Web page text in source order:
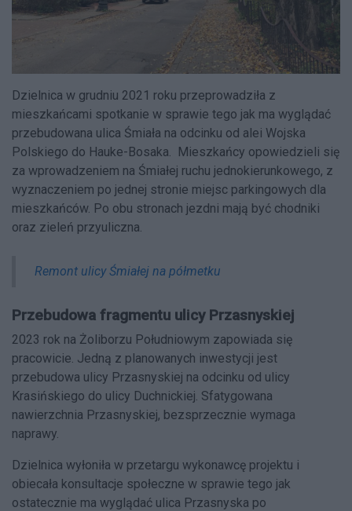
Dzielnica w grudniu 2021 roku przeprowadziła z
mieszkańcami spotkanie w sprawie tego jak ma wyglądać
przebudowana ulica Śmiała na odcinku od alei Wojska
Polskiego do Hauke-Bosaka. Mieszkańcy opowiedzieli się
za wprowadzeniem na Śmiałej ruchu jednokierunkowego, z
wyznaczeniem po jednej stronie miejsc parkingowych dla
mieszkańców. Po obu stronach jezdni mają być chodniki
oraz zieleń przyuliczna.
Remont ulicy Śmiałej na półmetku
Przebudowa fragmentu ulicy Przasnyskiej
2023 rok na Żoliborzu Południowym zapowiada się
pracowicie. Jedną z planowanych inwestycji jest
przebudowa ulicy Przasnyskiej na odcinku od ulicy
Krasińskiego do ulicy Duchnickiej. Sfatygowana
nawierzchnia Przasnyskiej, bezsprzecznie wymaga
naprawy.
Dzielnica wyłoniła w przetargu wykonawcę projektu i
obiecała konsultacje społeczne w sprawie tego jak
ostatecznie ma wyglądać ulica Przasnyska po